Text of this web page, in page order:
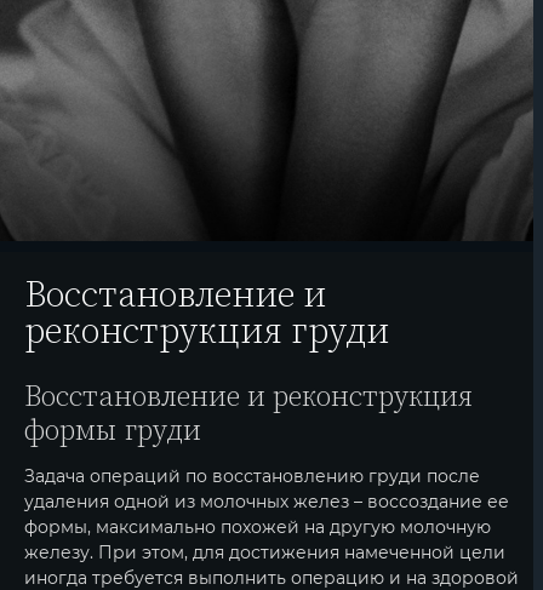
Восстановление и
реконструкция груди
Восстановление и реконструкция
формы груди
Задача операций по восстановлению груди после
удаления одной из молочных желез – воссоздание ее
формы, максимально похожей на другую молочную
железу. При этом, для достижения намеченной цели
иногда требуется выполнить операцию и на здоровой